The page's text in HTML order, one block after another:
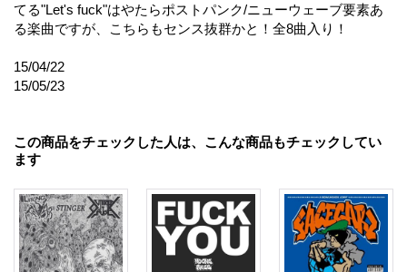
てる"Let's fuck"はやたらポストパンク/ニューウェーブ要素あ
る楽曲ですが、こちらもセンス抜群かと！全8曲入り！
15/04/22
15/05/23
この商品をチェックした人は、こんな商品もチェックしてい
ます